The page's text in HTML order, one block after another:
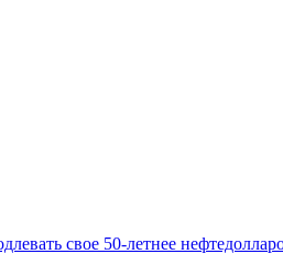
свое 50-летнее